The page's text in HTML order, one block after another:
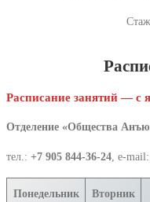
Расписание занятий — с
Отделение «Общества
тел.: +7 905 844-36-24, e-mail:
Понедельник Вторник